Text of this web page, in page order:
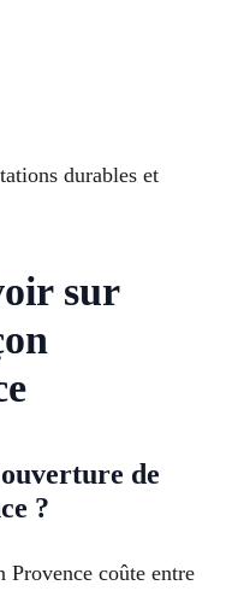
durables et
sur
de
?
Provence coûte entre